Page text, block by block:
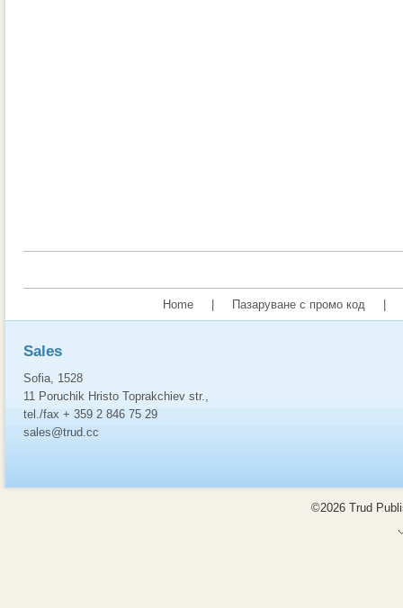
Home Пазаруване с промо код
Sales
Sofia, 1528
11 Poruchik Hristo Toprakchiev str.,
tel./fax + 359 2 846 75 29
sales@trud.cc
©2026 Trud